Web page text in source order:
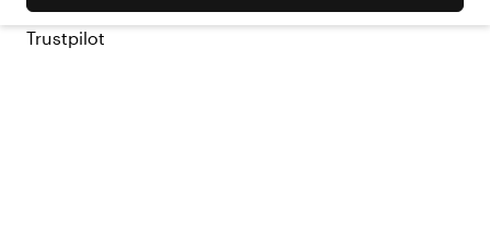
Trustpilot